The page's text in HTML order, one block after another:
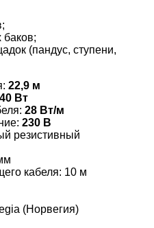
баков;
(пандус, ступени,
22,9 м
Вт
28 Вт/м
230 В
резистивный
кабеля: 10 м
(Норвегия)